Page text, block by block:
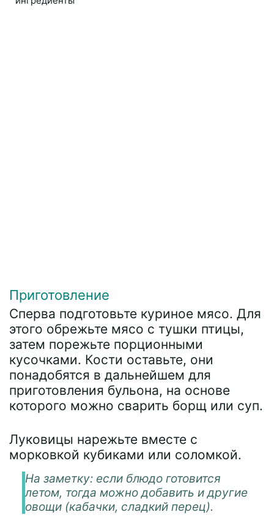
Приготовление
Сперва подготовьте куриное мясо. Для
этого обрежьте мясо с тушки птицы,
затем порежьте порционными
кусочками. Кости оставьте, они
понадобятся в дальнейшем для
приготовления бульона, на основе
которого можно сварить борщ или суп.
Луковицы нарежьте вместе с
морковкой кубиками или соломкой.
На заметку: если блюдо готовится
летом, тогда можно добавить и другие
овощи (кабачки, сладкий перец).